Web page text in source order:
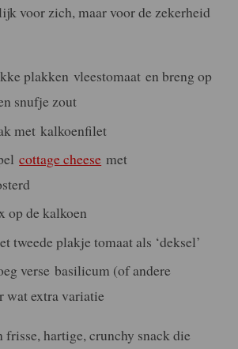
voor zich, maar voor de zekerheid
plakken vleestomaat en breng op
snufje zout
met kalkoenfilet
cottage cheese met
op de kalkoen
tweede plakje tomaat als ‘deksel’
verse basilicum (of andere
wat extra variatie
frisse, hartige, crunchy snack die